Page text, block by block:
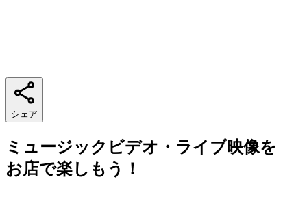
シェア
ミュージックビデオ・ライブ映像を
お店で楽しもう！